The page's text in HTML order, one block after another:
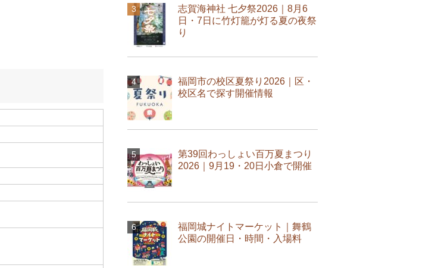
志賀海神社 七夕祭2026｜8月6
日・7日に竹灯籠が灯る夏の夜祭
り
福岡市の校区夏祭り2026｜区・
校区名で探す開催情報
第39回わっしょい百万夏まつり
2026｜9月19・20日小倉で開催
福岡城ナイトマーケット｜舞鶴
公園の開催日・時間・入場料